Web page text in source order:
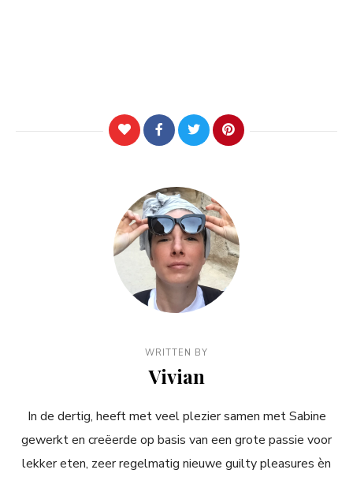
WRITTEN BY
Vivian
In de dertig, heeft met veel plezier samen met Sabine
gewerkt en creëerde op basis van een grote passie voor
lekker eten, zeer regelmatig nieuwe guilty pleasures èn